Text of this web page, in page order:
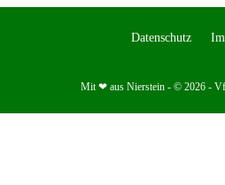
Datenschutz
Mit ❤ aus Nierstein - © 2026 -